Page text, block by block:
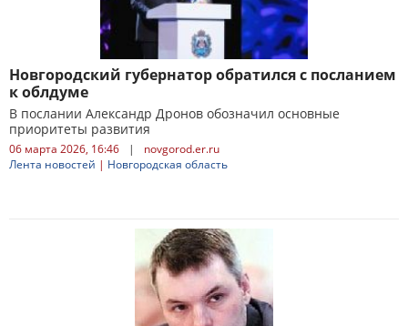
Новгородский губернатор обратился с посланием
к облдуме
В послании Александр Дронов обозначил основные
приоритеты развития
06 марта 2026, 16:46 |
novgorod.er.ru
Лента новостей | Новгородская область